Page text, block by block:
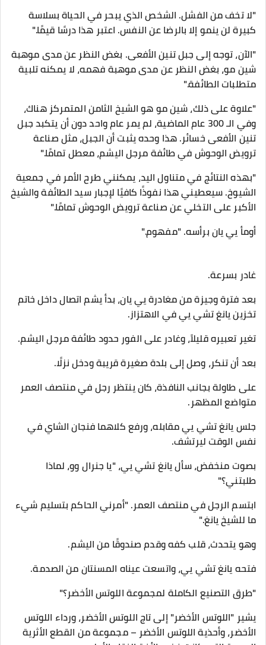
"لا تخف من الفشل. الشخص الذي يبحر في الحياة بسلاسة
كبيرة لن ينمو إلا بالرضا عن النفس. اعتبر هذا درسًا قيمًا."
"الآن، توجه إلى جبل تنين الأفعى. بغض النظر عن مدى موهبة
شين مو، بغض النظر عن مدى موهبة فهمه، لا يمكنه تلبية
متطلبات الطائفة."
"علاوة على ذلك، شين مو هو الشيخ الثامن المتمركز هناك،
وفي الـ 300 عام الماضية، لم يمر عام واحد دون أن يتكبد جبل
تنين الأفعى خسائر. هذا وحده يثبت أن الجبل، مثل صناعة
ترويض الوحوش في طائفة مرجل اليشم، معطل تمامًا."
"بهذه النتائج في متناول اليد، يمكنني طرح الأمر في جمعية
الشيوخ. سيعطيني هذا نفوذًا كافيًا لإجبار سيد الطائفة والشيخ
الأكبر على التخلي عن صناعة ترويض الوحوش تمامًا."
أومأ يي يان برأسه. "مفهوم."
غادر بسرعة.
بعد فترة وجيزة من مغادرة يي يان، بدأ يشم اتصال داخل خاتم
تخزين يانغ تشي يي في الاهتزاز.
تغير تعبيره قليلاً، وغادر على الفور حدود طائفة مرجل اليشم.
بعد أن تنكر، وصل إلى بلدة صغيرة قريبة ودخل نزلًا.
على طاولة بجانب النافذة، كان ينتظر رجل في منتصف العمر
متواضع المظهر.
جلس يانغ تشي يي مقابله، ورفع كلاهما فنجان الشاي في
نفس الوقت ليرتشف.
بصوت منخفض، سأل يانغ تشي يي، "يا جنرال وو، لماذا
طلبتني؟"
ابتسم الرجل في منتصف العمر. "أمرني الحاكم بتسليم شيء
ما للشيخ يانغ."
وهو يتحدث، قلب كفه وقدم صندوقًا من اليشم.
فتحه يانغ تشي يي، واتسعت عيناه المسنتان من الصدمة.
"طرق التصنيع الكاملة لمجموعة اللوتس الأخضر؟"
يشير "اللوتس الأخضر" إلى تاج اللوتس الأخضر، ورداء اللوتس
الأخضر، وأحذية اللوتس الأخضر – مجموعة من القطع الأثرية